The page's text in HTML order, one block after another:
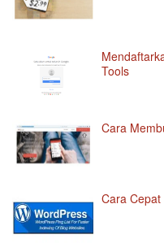
Tools
Cara
Cara